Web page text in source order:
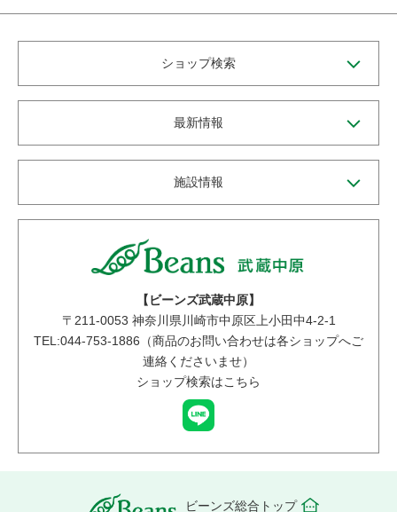
ショップ検索
最新情報
施設情報
【ビーンズ武蔵中原】
〒 211-0053 神奈川県川崎市中原区上小田中4-2-1
TEL:044-753-1886（商品のお問い合わせは各ショップへご
連絡くださいませ）
ショップ検索はこちら
ビーンズ総合トップ